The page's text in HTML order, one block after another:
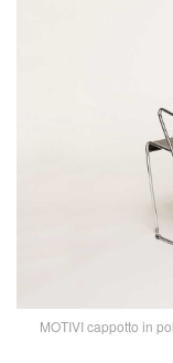
MOTIVI cappotto in